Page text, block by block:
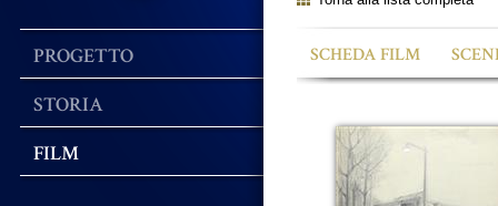
PROGETTO
STORIA
FILM
SCHEDA FILM